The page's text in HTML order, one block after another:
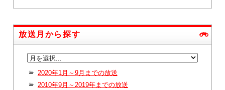
放送月から探す
2020年1月～9月までの放送
2010年9月～2019年までの放送